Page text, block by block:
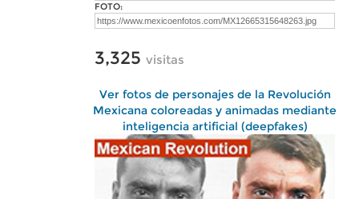
FOTO:
3,325 visitas
Ver fotos de personajes de la Revolución
Mexicana coloreadas y animadas mediante
inteligencia artificial (deepfakes)